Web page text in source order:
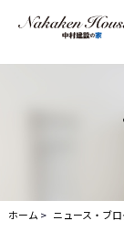
ホーム ニュース・ブ